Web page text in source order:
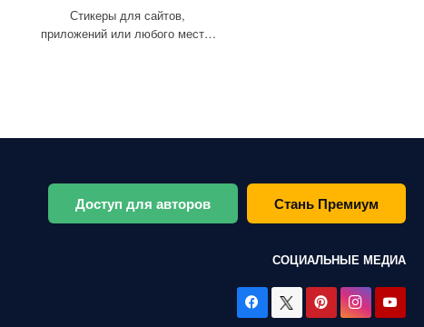
Стикеры для сайтов,
приложений или любого места,
Доступ для авторов Стань Премиум
СОЦИАЛЬНЫЕ МЕДИА